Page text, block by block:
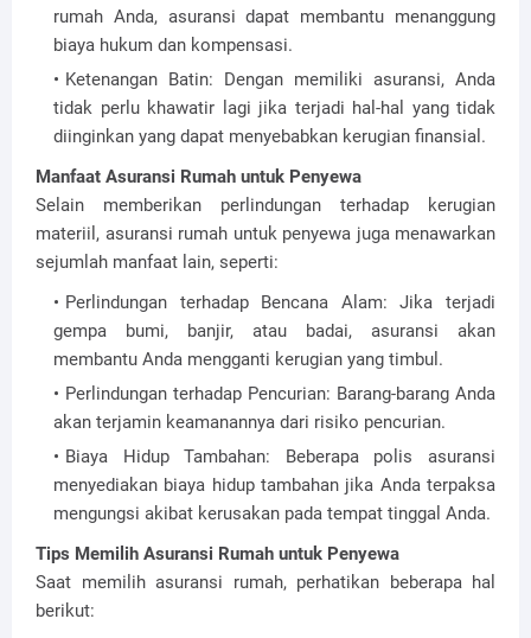
rumah Anda, asuransi dapat membantu menanggung
biaya hukum dan kompensasi.
Ketenangan Batin: Dengan memiliki asuransi, Anda
tidak perlu khawatir lagi jika terjadi hal-hal yang tidak
diinginkan yang dapat menyebabkan kerugian finansial.
Manfaat Asuransi Rumah untuk Penyewa
Selain memberikan perlindungan terhadap kerugian
materiil, asuransi rumah untuk penyewa juga menawarkan
sejumlah manfaat lain, seperti:
Perlindungan terhadap Bencana Alam: Jika terjadi
gempa bumi, banjir, atau badai, asuransi akan
membantu Anda mengganti kerugian yang timbul.
Perlindungan terhadap Pencurian: Barang-barang Anda
akan terjamin keamanannya dari risiko pencurian.
Biaya Hidup Tambahan: Beberapa polis asuransi
menyediakan biaya hidup tambahan jika Anda terpaksa
mengungsi akibat kerusakan pada tempat tinggal Anda.
Tips Memilih Asuransi Rumah untuk Penyewa
Saat memilih asuransi rumah, perhatikan beberapa hal
berikut: